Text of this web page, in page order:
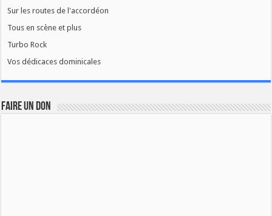
Sur les routes de l'accordéon
Tous en scène et plus
Turbo Rock
Vos dédicaces dominicales
FAIRE UN DON